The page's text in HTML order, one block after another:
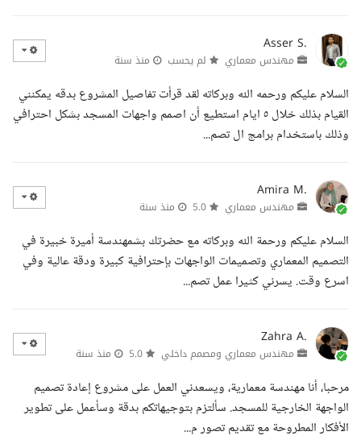
Asser S.
مهندس معماري لم يحسب منذ سنة
السلام عليكم ورحمه الله وبركاته لقد قرأت تفاصيل المشروع بدقه يمكنني
القيام بذلك خلال ٥ ايام استطيع أن اصمم واجهات المسجد بشكل احترافي
وذلك باستخدام برامج ال تصم...
Amira M.
مهندس معماري منذ سنة
السلام عليكم ورحمة الله وبركاته مع حضرتك بشمهندسة أميرة خبيرة في
التصميم المعماري وتصميمات الواجهات بإحترافية كبيرة ودقة عالية وفي
اسرع وقت. يسرني كثيرا عمل تصم...
Zahra A.
مهندس معماري ومصمم داخلي منذ سنة
مرحبا، أنا مهندسة معمارية، ويسعدني العمل على مشروع إعادة تصميم
الواجهة الخارجية للمسجد. سألتزم بتوجيهاتكم بدقة وسأعمل على تطوير
الأفكار المطروحة مع تقديم تصور م...